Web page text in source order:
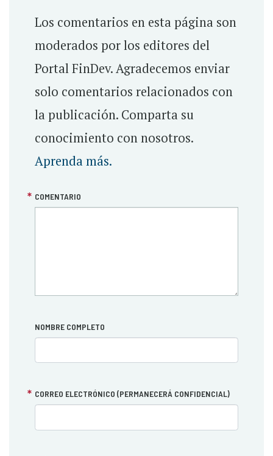
Los comentarios en esta página son
moderados por los editores del
Portal FinDev. Agradecemos enviar
solo comentarios relacionados con
la publicación. Comparta su
conocimiento con nosotros.
Aprenda más.
COMENTARIO
NOMBRE COMPLETO
CORREO ELECTRÓNICO (PERMANECERÁ CONFIDENCIAL)